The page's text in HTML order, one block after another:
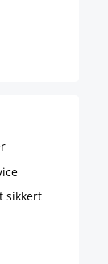
sikkert